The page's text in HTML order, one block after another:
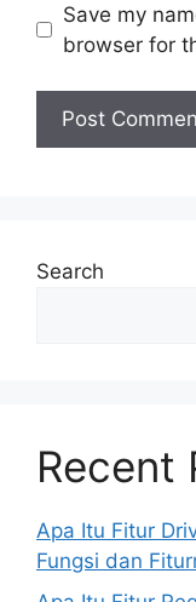
Save my
browser for
Search
Recent
Apa Itu Fitur
Fungsi dan